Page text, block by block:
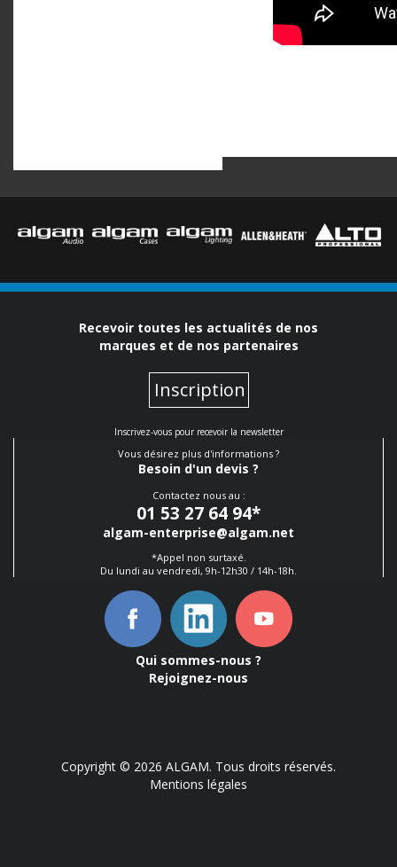
Recevoir toutes les actualités de nos
marques et de nos partenaires
Inscription
Inscrivez-vous pour recevoir la newsletter
Vous désirez plus d'informations ?
Besoin d'un devis ?
Contactez nous au :
01 53 27 64 94*
algam-enterprise@algam.net
*Appel non surtaxé.
Du lundi au vendredi, 9h-12h30 / 14h-18h.
Qui sommes-nous ?
Rejoignez-nous
Copyright © 2026 ALGAM. Tous droits réservés.
Mentions légales